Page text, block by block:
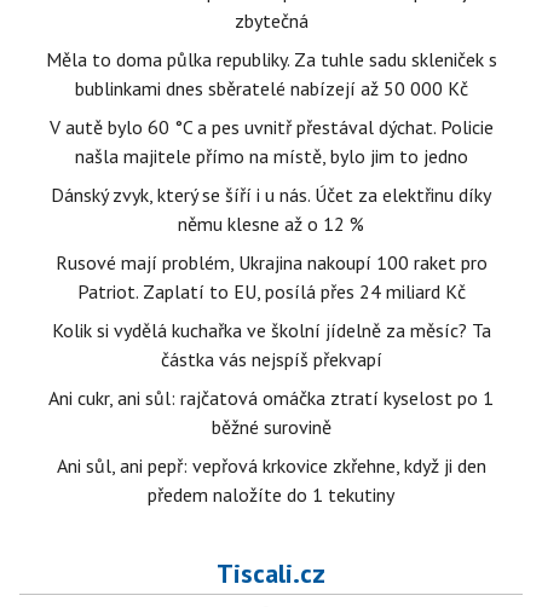
zbytečná
Měla to doma půlka republiky. Za tuhle sadu skleniček s
bublinkami dnes sběratelé nabízejí až 50 000 Kč
V autě bylo 60 °C a pes uvnitř přestával dýchat. Policie
našla majitele přímo na místě, bylo jim to jedno
Dánský zvyk, který se šíří i u nás. Účet za elektřinu díky
němu klesne až o 12 %
Rusové mají problém, Ukrajina nakoupí 100 raket pro
Patriot. Zaplatí to EU, posílá přes 24 miliard Kč
Kolik si vydělá kuchařka ve školní jídelně za měsíc? Ta
částka vás nejspíš překvapí
Ani cukr, ani sůl: rajčatová omáčka ztratí kyselost po 1
běžné surovině
Ani sůl, ani pepř: vepřová krkovice zkřehne, když ji den
předem naložíte do 1 tekutiny
Tiscali.cz